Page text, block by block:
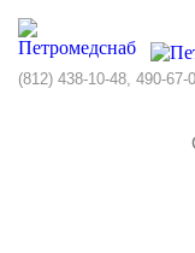
(812) 438-10-48, 490-67-